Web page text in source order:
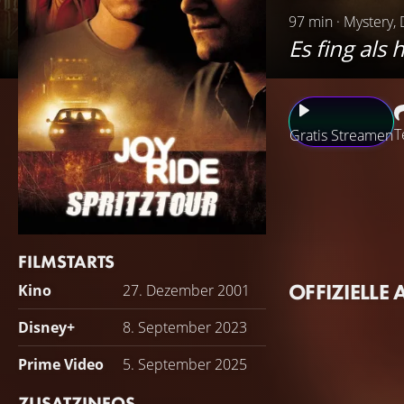
97 min · Mystery,
Es fing als
FILMSTARTS
Kino
27. Dezember 2001
Disney+
8. September 2023
Prime Video
5. September 2025
Gratis Streamen
Tag erfahren sie,
OFFIZIELLE